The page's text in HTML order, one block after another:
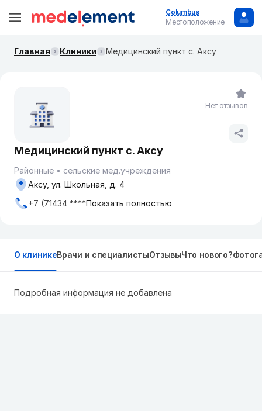
Columbus
Местоположение
Главная Клиники Медицинский пункт с. Аксу
Медицинский пункт с. Аксу
Районные
сельские мед.учреждения
Аксу, ул. Школьная, д. 4
+7 (71434 ****Показать полностью
Нет отзывов
О клиникеВрачи и специалистыОтзывыЧто нового?
Подробная информация не добавлена